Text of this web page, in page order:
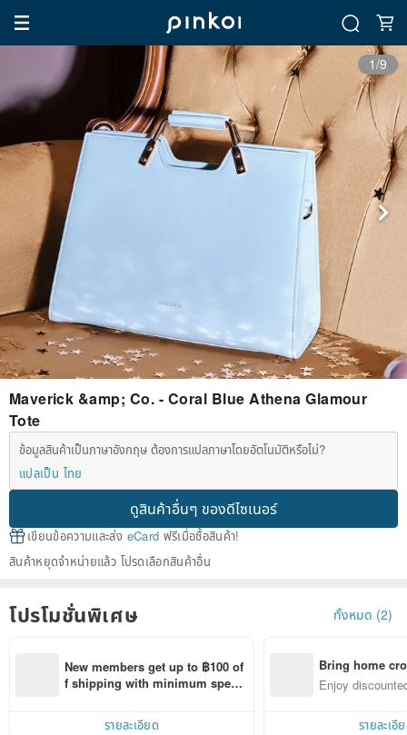
1/9
Maverick &amp; Co. - Coral Blue Athena Glamour
Tote
ข้อมูลสินค้าเป็นภาษาอังกฤษ ต้องการแปลภาษาโดยอัตโนมัติหรือไม่?
แปลเป็น ไทย
ดูสินค้าอื่นๆ ของดีไซเนอร์
เขียนข้อความและส่ง eCard ฟรีเมื่อซื้อสินค้า!
สินค้าหยุดจำหน่ายแล้ว โปรดเลือกสินค้าอื่น
โปรโมชั่นพิเศษ ทั้งหมด (2)
New members get up to ฿100 of
f shipping with minimum spen
within 7 days!
รายละเอียด
Bring home
n with ease
Enjoy
รายละเอี